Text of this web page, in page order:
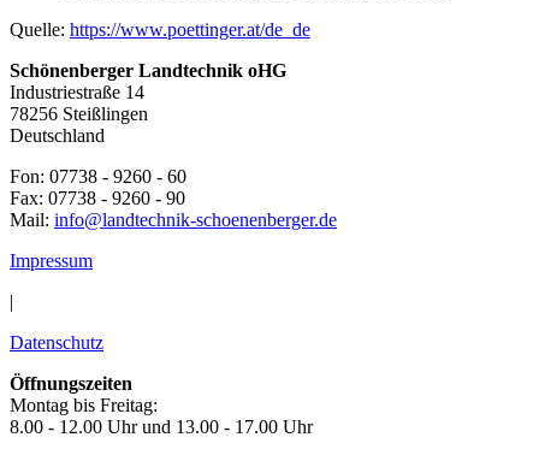
Quelle: https://www.poettinger.at/de_de
Schönenberger Landtechnik oHG
Industriestraße 14
78256 Steißlingen
Deutschland
Fon: 07738 - 9260 - 60
Fax: 07738 - 9260 - 90
Mail: info@landtechnik-schoenenberger.de
Impressum
|
Datenschutz
Öffnungszeiten
Montag bis Freitag:
8.00 - 12.00 Uhr und 13.00 - 17.00 Uhr